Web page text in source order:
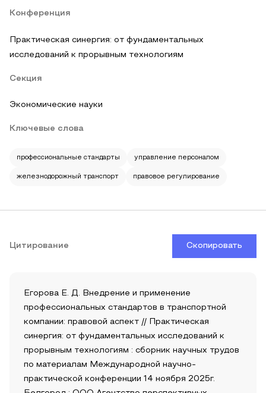
Конференция
Практическая синергия: от фундаментальных
исследований к прорывным технологиям
Секция
Экономические науки
Ключевые слова
профессиональные стандарты управление персоналом
железнодорожный транспорт правовое регулирование
Цитирование Скопировать
Егорова Е. Д. Внедрение и применение
профессиональных стандартов в транспортной
компании: правовой аспект // Практическая
синергия: от фундаментальных исследований к
прорывным технологиям : сборник научных трудов
по материалам Международной научно-
практической конференции 14 ноября 2025г.